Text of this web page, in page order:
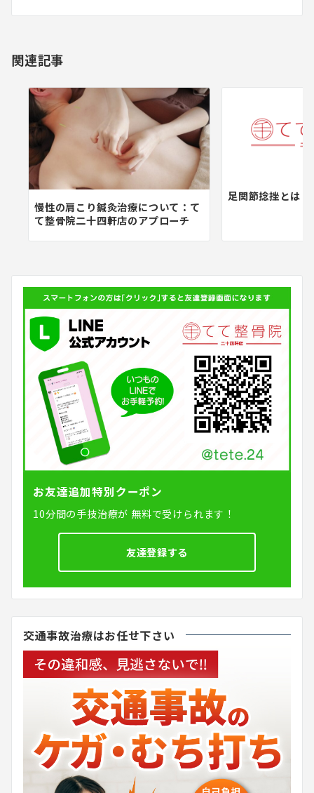
シ
ン
関連記事
慢性の肩こり鍼灸治療について：て
て整骨院二十四軒店のアプローチ
足関節捻挫とは？
お友達追加特別クーポン
10分間の手技治療が 無料で受けられます！
友達登録する
交通事故治療はお任せ下さい